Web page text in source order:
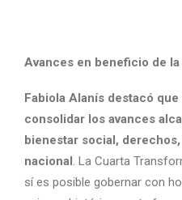
Avances en beneficio de
Fabiola Alanís destacó
consolidar los avances
bienestar social,
nacional. La Cuarta
sí es posible gobernar con